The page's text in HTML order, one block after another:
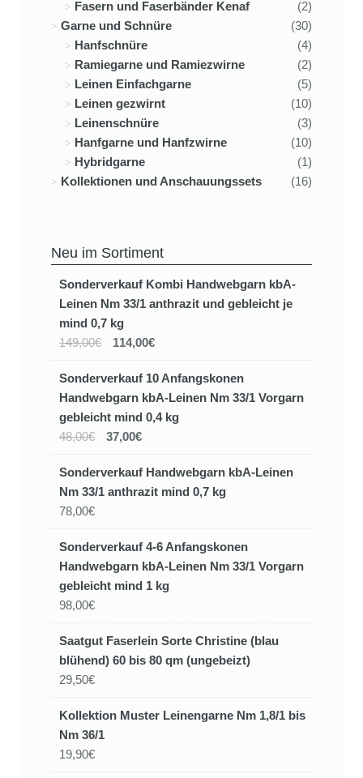
Fasern und Faserbänder Kenaf
(2)
Garne und Schnüre
(30)
Hanfschnüre
(4)
Ramiegarne und Ramiezwirne
(2)
Leinen Einfachgarne
(5)
Leinen gezwirnt
(10)
Leinenschnüre
(3)
Hanfgarne und Hanfzwirne
(10)
Hybridgarne
(1)
Kollektionen und Anschauungssets
(16)
Neu im Sortiment
Sonderverkauf Kombi Handwebgarn kbA-
Leinen Nm 33/1 anthrazit und gebleicht je
mind 0,7 kg
149,00€
114,00€
Sonderverkauf 10 Anfangskonen
Handwebgarn kbA-Leinen Nm 33/1 Vorgarn
gebleicht mind 0,4 kg
48,00€
37,00€
Sonderverkauf Handwebgarn kbA-Leinen
Nm 33/1 anthrazit mind 0,7 kg
78,00€
Sonderverkauf 4-6 Anfangskonen
Handwebgarn kbA-Leinen Nm 33/1 Vorgarn
gebleicht mind 1 kg
98,00€
Saatgut Faserlein Sorte Christine (blau
blühend) 60 bis 80 qm (ungebeizt)
29,50€
Kollektion Muster Leinengarne Nm 1,8/1 bis
Nm 36/1
19,90€